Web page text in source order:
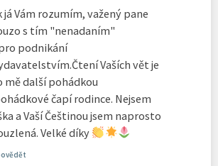
já Vám rozumím, važený pane
s tím "nenadaním"
podnikání
Vaších vět je
mě další pohádkou
čapí rodince. Nejsem
a Vaší Češtinou jsem naprosto
Velké díky